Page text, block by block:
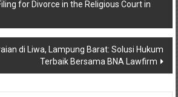
for Divorce in the Religious Court in
di Liwa, Lampung Barat: Solusi Hukum
Terbaik Bersama BNA Lawfirm